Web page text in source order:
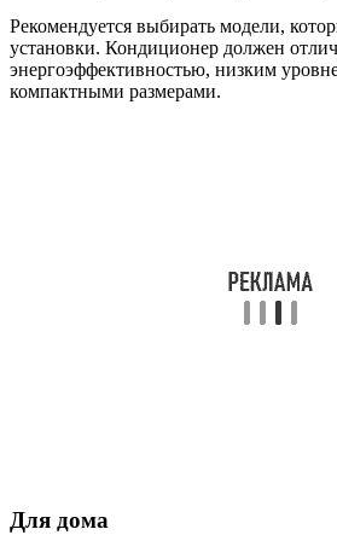
Рекомендуется выбирать модели,
установки. Кондиционер должен
энергоэффективностью, низким
компактными размерами.
Для дома